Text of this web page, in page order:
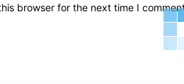
browser for the next time I